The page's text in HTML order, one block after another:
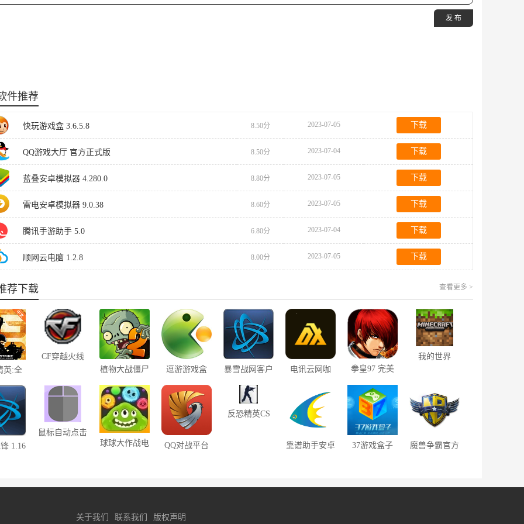
发 布
件推荐
快玩游戏盒 3.6.5.8 8.50分 2023-07-05 下载
QQ游戏大厅 官方正式版 8.50分 2023-07-04 下载
蓝叠安卓模拟器 4.280.0 8.80分 2023-07-05 下载
雷电安卓模拟器 9.0.38 8.60分 2023-07-05 下载
腾讯手游助手 5.0 6.80分 2023-07-04 下载
顺网云电脑 1.2.8 8.00分 2023-07-05 下载
荐下载 查看更多 >
英:全
版
CF穿越火线
植物大战僵尸
逗游游戏盒
暴雪战网客户
电讯云网咖
拳皇97 完美
我的世界
1.16
鼠标自动点击
球球大作战电
QQ对战平台
反恐精英CS
靠谱助手安卓
37游戏盒子
魔兽争霸官方
关于我们 联系我们 版权声明